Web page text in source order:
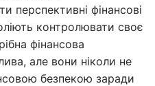
перспективні фінансові
контролювати своє
фінансова
але вони ніколи не
безпекою заради